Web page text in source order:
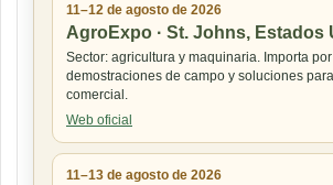
11–12 de agosto de 2026
AgroExpo · St. Johns, Estados
Sector: agricultura y maquinaria. Importa
demostraciones de campo y soluciones
comercial.
Web oficial
11–13 de agosto de 2026